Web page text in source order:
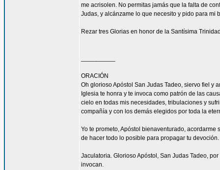
me acrisolen. No permitas jamás que la falta de
Judas, y alcánzame lo que necesito y pido para mi
Rezar tres Glorias en honor de la Santísima
ORACIÓN
Oh glorioso Apóstol San Judas Tadeo, siervo fiel y
Iglesia te honra y te invoca como patrón de las
cielo en todas mis necesidades, tribulaciones y
compañía y con los demás elegidos por toda la
Yo te prometo, Apóstol bienaventurado,
de hacer todo lo posible para propagar tu devoción.
Jaculatoria. Glorioso Apóstol, San Judas Tadeo,
invocan.